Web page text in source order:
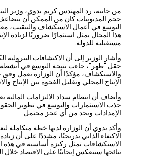
من جانبه، رد المهندس كريم بدوي، وزير
حجم المديونيات كان من الممكن أن يتضاعف بشكل
التوسع في أعمال الاستكشاف والتنقيب، معتبرًا أن
هذا المجال يمثل استثمارًا ضروريًا لزيادة الإنتاج
مستقبلية للدولة.
وأشار الوزير إلى أن الاكتشافات البترولية
حقل “ظهر”، جاءت نتيجة التوسع في أنشطة البحث
والاستكشاف، مؤكدًا أن الوزارة تعمل وفق خطة
الإنتاج المحلي وتقليل الفجوة بين الإنتاج
وأضاف أن انتظام سداد الالتزامات المالية يعزز
جذب الاستثمارات والتوسع في تطوير الحقول، بما
الإمدادات ويحد من أي عجز محتمل.
وأكد بدوي أن الوزارة لديها خطة متكاملة لتعزيز
الاكتفاء الذاتي تدريجيًا، مشددًا على أن زيادة
الاستكشافات تمثل ركيزة أساسية في هذه
نتائجها ستنعكس إيجابيًا على الاقتصاد خلال الفترة